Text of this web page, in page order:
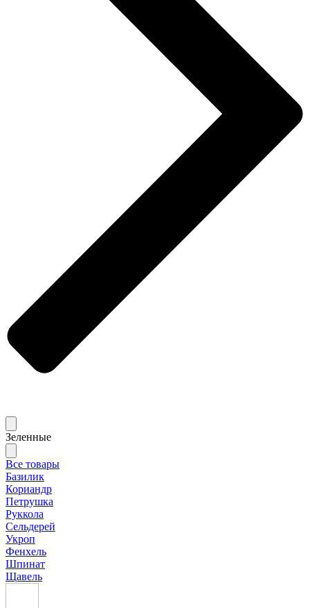
Зеленные
Все товары
Базилик
Кориандр
Петрушка
Руккола
Сельдерей
Укроп
Фенхель
Шпинат
Щавель